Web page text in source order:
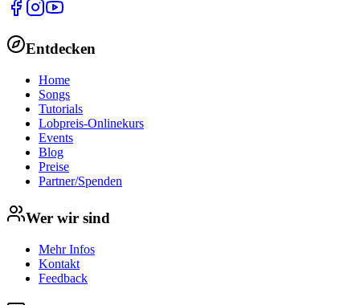
Entdecken
Home
Songs
Tutorials
Lobpreis-Onlinekurs
Events
Blog
Preise
Partner/Spenden
Wer wir sind
Mehr Infos
Kontakt
Feedback